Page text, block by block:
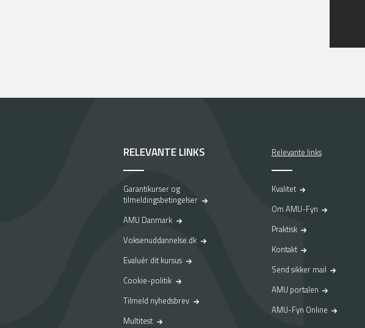
RELEVANTE LINKS
Garantikurser og
tilmeldingsbetingelser
AMU Danmark
Voksenuddannelse.dk
Evaluér dit kursus
Cookie-politik
Tilmeld nyhedsbrev
Multitest
Relevante links
Kvalitet
Om AMU-Fyn
Praktisk
Kontakt
Send sikker mail
AMU portalen
AMU-Fyn Online